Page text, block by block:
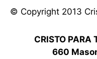
© Copyright 2013
CRISTO PARA
660